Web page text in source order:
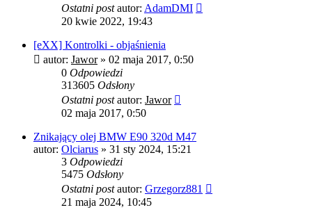
Ostatni postautor: AdamDMI
20 kwie 2022, 19:43
[eXX] Kontrolki - objaśnienia
autor: Jawor» 02 maja 2017, 0:50
0 Odpowiedzi
313605 Odsłony
Ostatni postautor: Jawor
02 maja 2017, 0:50
Znikający olej BMW E90 320d M47
autor: Olciarus » 31 sty 2024, 15:21
3 Odpowiedzi
5475 Odsłony
Ostatni postautor: Grzegorz881
21 maja 2024, 10:45